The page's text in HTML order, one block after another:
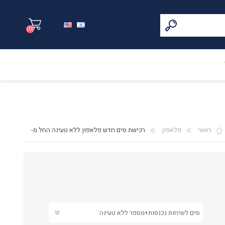
(0)
ראשי פלאפון רכישת סים חדש פלאפון ללא טעינה החל מ-